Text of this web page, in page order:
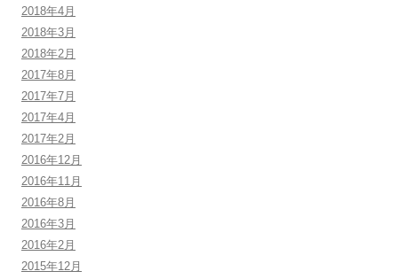
2018年4月
2018年3月
2018年2月
2017年8月
2017年7月
2017年4月
2017年2月
2016年12月
2016年11月
2016年8月
2016年3月
2016年2月
2015年12月